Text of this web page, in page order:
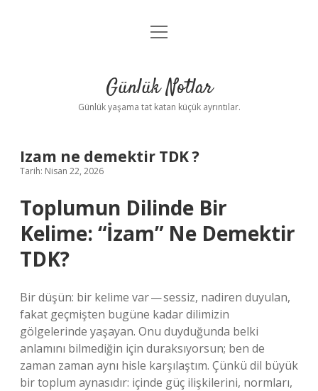
Anasayfa
Yasal Uyarı
menüyü
Günlük Notlar
Günlük yaşama tat katan küçük ayrıntılar.
Izam ne demektir TDK ?
Tarih: Nisan 22, 2026
Toplumun Dilinde Bir
Kelime: “İzam” Ne Demektir
TDK?
Bir düşün: bir kelime var — sessiz, nadiren duyulan,
fakat geçmişten bugüne kadar dilimizin
gölgelerinde yaşayan. Onu duyduğunda belki
anlamını bilmediğin için duraksıyorsun; ben de
zaman zaman aynı hisle karşılaştım. Çünkü dil büyük
bir toplum aynasıdır: içinde güç ilişkilerini, normları,